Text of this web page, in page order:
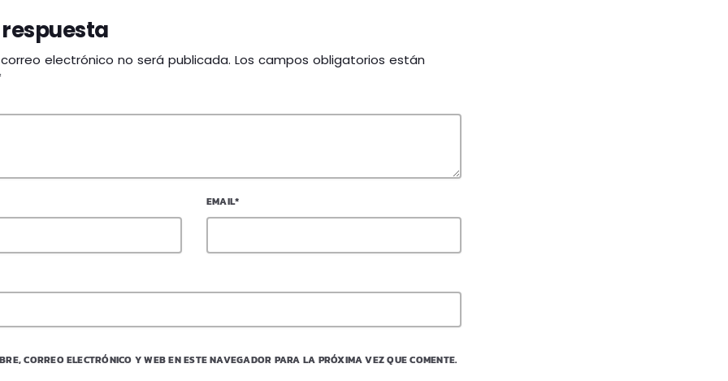
electrónico no será publicada. Los campos obligatorios están
EMAIL*
CORREO ELECTRÓNICO Y WEB EN ESTE NAVEGADOR PARA LA PRÓXIMA VEZ QUE COMENTE.